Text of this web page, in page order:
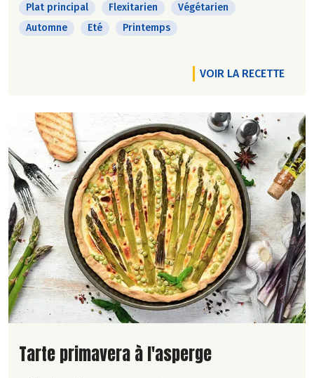
Plat principal Flexitarien
Végétarien
Automne
Eté Printemps
VOIR LA RECETTE
Lire la suite de la recette
Tarte primavera à l'asperge